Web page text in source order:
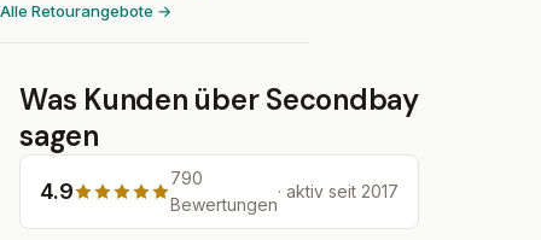
Alle Retourangebote →
Was Kunden über Secondbay
sagen
4.9
790
Bewertungen
· aktiv seit 2017